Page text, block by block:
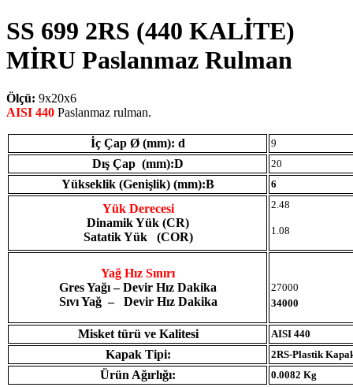
SS 699 2RS (440 KALİTE)
MİRU Paslanmaz Rulman
Ölçü: 9x20x6
AISI 440 Paslanmaz rulman.
İç Çap Ø (mm): d 9
Dış Çap (mm):D 20
Yükseklik (Genişlik) (mm):B 6
Yük Derecesi
Dinamik Yük (CR)
Satatik Yük (COR)
2.48
1.08
Yağ Hız Sınırı
Gres Yağı – Devir Hız Dakika
Sıvı Yağ – Devir Hız Dakika
27000
34000
Misket türü ve Kalitesi AISI 440
Kapak Tipi: 2RS-Plastik
Ürün Ağırlığı: 0.0082 Kg